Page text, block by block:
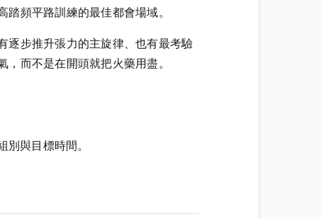
頻平路訓練的最佳都會場域。
逐步推升張力的主旋律、也有最考驗
而不是在開頭就把火藥用盡。
與目標時間。